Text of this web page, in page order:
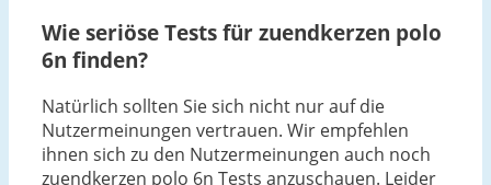
Wie seriöse Tests für zuendkerzen polo
6n finden?
Natürlich sollten Sie sich nicht nur auf die
Nutzermeinungen vertrauen. Wir empfehlen
ihnen sich zu den Nutzermeinungen auch noch
zuendkerzen polo 6n Tests anzuschauen. Leider